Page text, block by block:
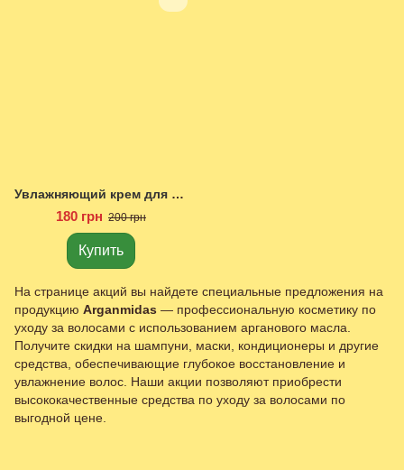
Увлажняющий крем для рук с маслом Ши.
180 грн 200 грн
Купить
На странице акций вы найдете специальные предложения на
продукцию Arganmidas — профессиональную косметику по
уходу за волосами с использованием арганового масла.
Получите скидки на шампуни, маски, кондиционеры и другие
средства, обеспечивающие глубокое восстановление и
увлажнение волос. Наши акции позволяют приобрести
высококачественные средства по уходу за волосами по
выгодной цене.